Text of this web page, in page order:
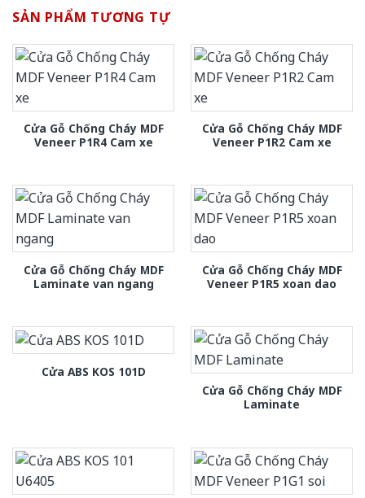
SẢN PHẨM TƯƠNG TỰ
Cửa Gỗ Chống Cháy MDF
Veneer P1R4 Cam xe
Cửa Gỗ Chống Cháy MDF
Veneer P1R2 Cam xe
Cửa Gỗ Chống Cháy MDF
Laminate van ngang
Cửa Gỗ Chống Cháy MDF
Veneer P1R5 xoan dao
Cửa ABS KOS 101D
Cửa Gỗ Chống Cháy MDF
Laminate